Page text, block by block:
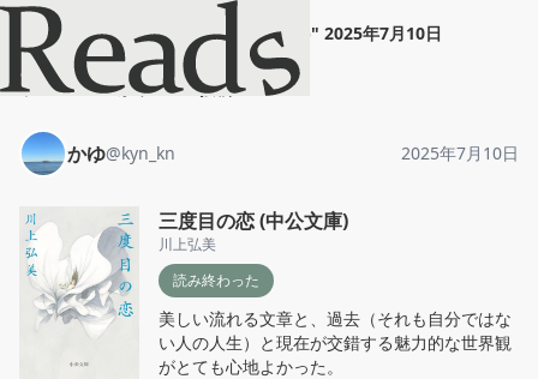
かゆ "三度目の恋 (中公文庫)" 2025年7月10日
ホーム かゆ 投稿
かゆ@kyn_kn 2025年7月10日
三度目の恋 (中公文庫)
川上弘美
読み終わった
美しい流れる文章と、過去（それも自分ではな
い人の人生）と現在が交錯する魅力的な世界観
がとても心地よかった。